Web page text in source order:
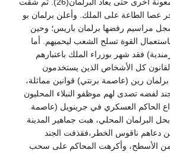
عصا الطاعة على الملك. وأعلن برلمان بو
مراسيم رفضها برلمان باريس؛ وحين
القوة تسلح الشعب ليحميهم. أما
فقد شهر بوزراء الملك باعتبارهم
كل الأشخاص الذين يستخدمون
رين (عاصمة برنتي) قوانين مماثلة،
لفضه تصدى لهم موظفو النبلاء المحليون
وحين أذاع الحاكم العسكري في جرينويل (عاصمة
البرلمان المحلي، هبت جماهير المدينة
دعاهم ناقوس الخطر،فقذفت الجند
من الأسطح، وأكرهت المحاكم على سحب